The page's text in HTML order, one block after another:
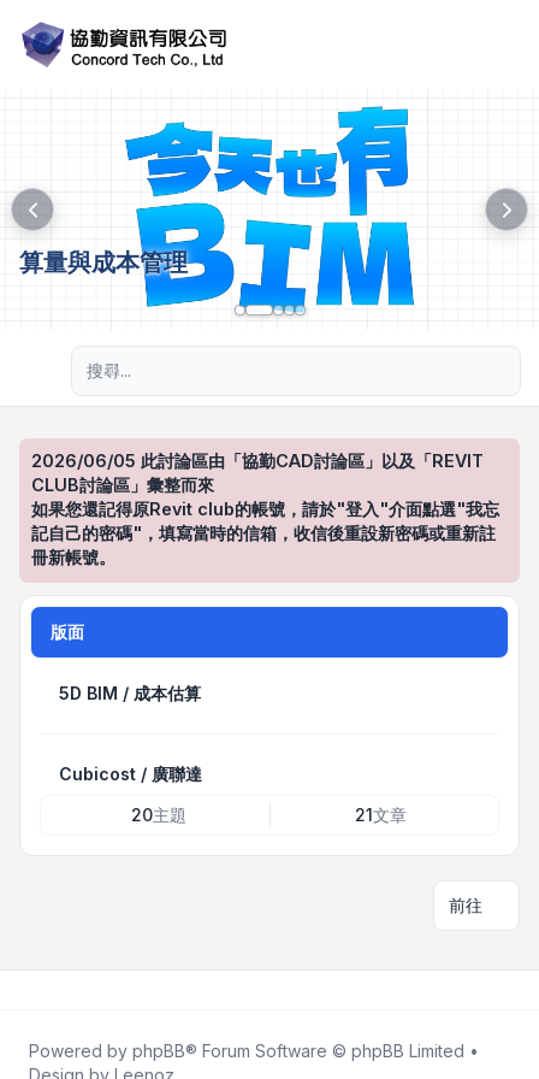
算量與成本管理
2026/06/05 此討論區由「協勤CAD討論區」以及「REVIT
CLUB討論區」彙整而來
如果您還記得原Revit club的帳號，請於"登入"介面點選"我忘
記自己的密碼"，填寫當時的信箱，收信後重設新密碼或重新註
冊新帳號。
版面
5D BIM / 成本估算
Cubicost / 廣聯達
20主題 21文章
前往
Powered by phpBB® Forum Software © phpBB Limited •
Design by Leenoz